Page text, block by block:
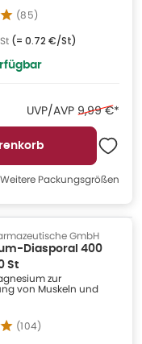
(85)
(= 0.72 €/St)
UVP/AVP Ehemaliger
9,99 €*
Packungsgrößen
GmbH
Diasporal 400
St
zur
von Muskeln und
(104)